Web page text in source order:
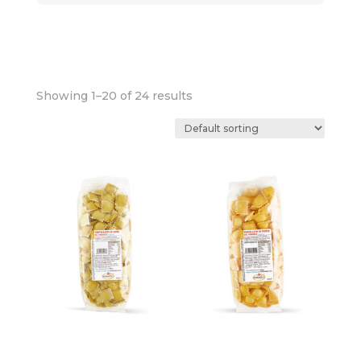
Showing 1–20 of 24 results